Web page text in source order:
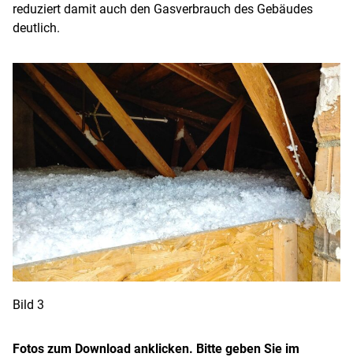
reduziert damit auch den Gasverbrauch des Gebäudes
deutlich.
Bild 3
Fotos zum Download anklicken. Bitte geben Sie im